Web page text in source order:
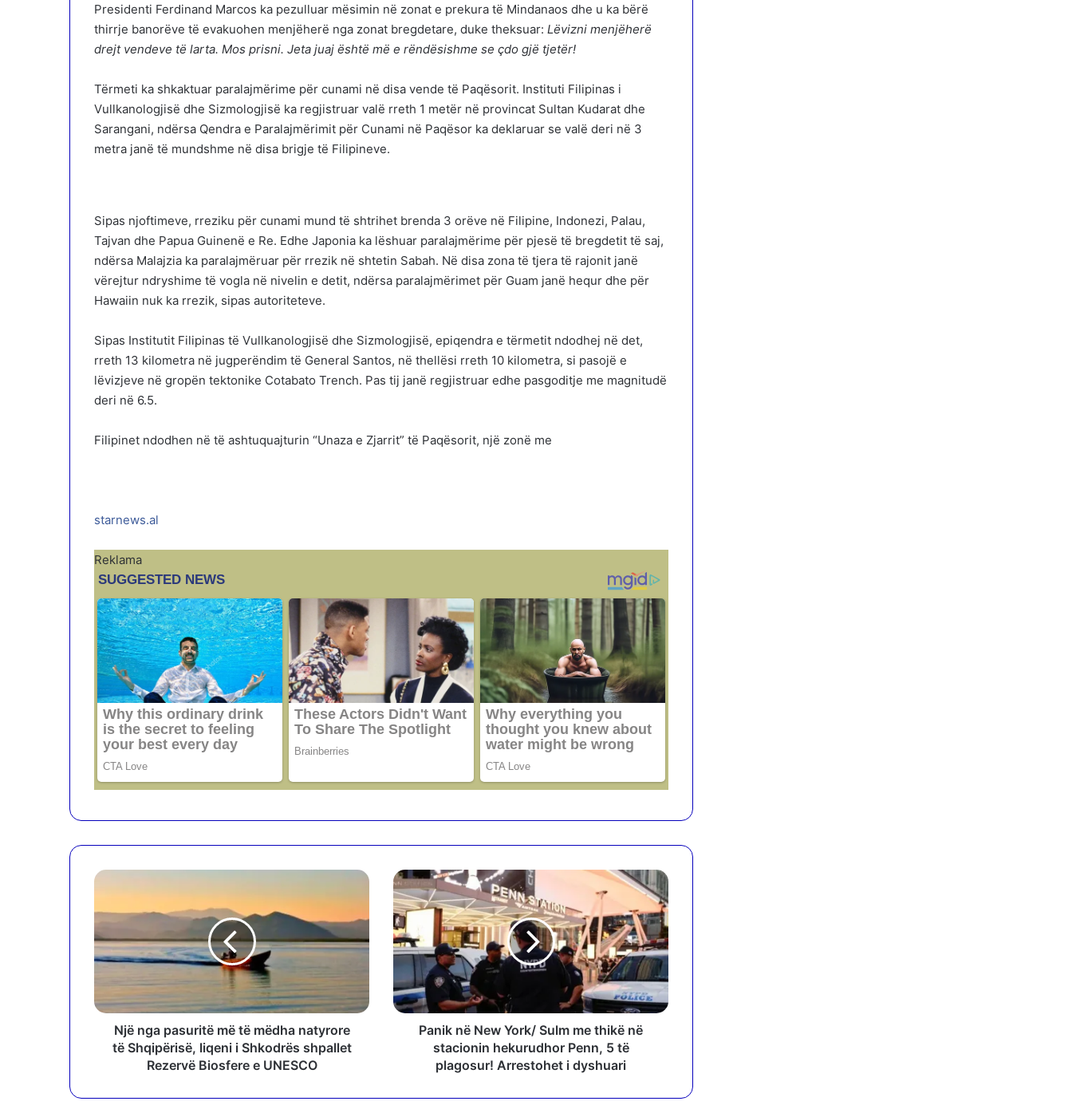
Presidenti Ferdinand Marcos ka pezulluar mësimin në zonat e prekura të Mindanaos dhe u ka bërë
thirrje banorëve të evakuohen menjëherë nga zonat bregdetare, duke theksuar: Lëvizni menjëherë
drejt vendeve të larta. Mos prisni. Jeta juaj është më e rëndësishme se çdo gjë tjetër!
Tërmeti ka shkaktuar paralajmërime për cunami në disa vende të Paqësorit. Instituti Filipinas i
Vullkanologjisë dhe Sizmologjisë ka regjistruar valë rreth 1 metër në provincat Sultan Kudarat dhe
Sarangani, ndërsa Qendra e Paralajmërimit për Cunami në Paqësor ka deklaruar se valë deri në 3
metra janë të mundshme në disa brigje të Filipineve.
Sipas njoftimeve, rreziku për cunami mund të shtrihet brenda 3 orëve në Filipine, Indonezi, Palau,
Tajvan dhe Papua Guinenë e Re. Edhe Japonia ka lëshuar paralajmërime për pjesë të bregdetit të saj,
ndërsa Malajzia ka paralajmëruar për rrezik në shtetin Sabah. Në disa zona të tjera të rajonit janë
vërejtur ndryshime të vogla në nivelin e detit, ndërsa paralajmërimet për Guam janë hequr dhe për
Hawaiin nuk ka rrezik, sipas autoriteteve.
Sipas Institutit Filipinas të Vullkanologjisë dhe Sizmologjisë, epiqendra e tërmetit ndodhej në det,
rreth 13 kilometra në jugperëndim të General Santos, në thellësi rreth 10 kilometra, si pasojë e
lëvizjeve në gropën tektonike Cotabato Trench. Pas tij janë regjistruar edhe pasgoditje me magnitudë
deri në 6.5.
Filipinet ndodhen në të ashtuquajturin “Unaza e Zjarrit” të Paqësorit, një zonë me
starnews.al
Reklama
N
ë
n
g
a
s
ë
Një nga pasuritë më të mëdha natyrore
të Shqipërisë, liqeni i Shkodrës shpallet
Rezervë Biosfere e UNESCO
P
a
n
i
k
N
e
k
Panik në New York/ Sulm me thikë në
stacionin hekurudhor Penn, 5 të
plagosur! Arrestohet i dyshuari